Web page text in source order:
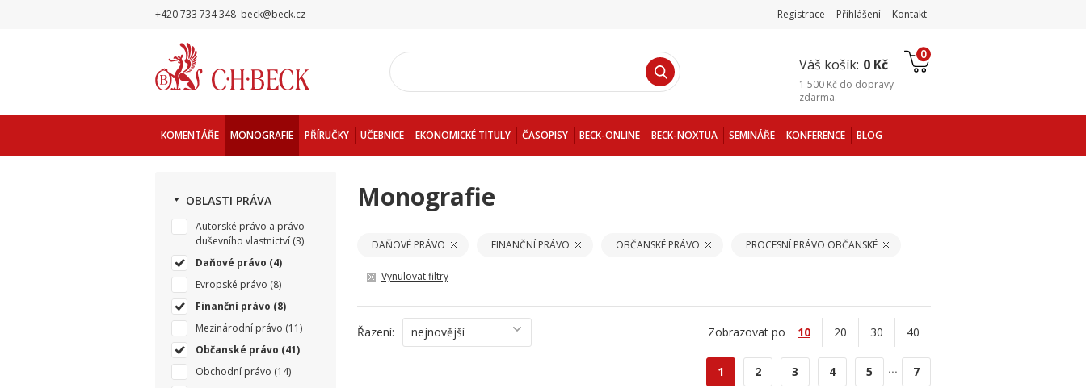
+420 733 734 348 beck@beck.cz Registrace Přihlášení Kontakt
Váš košík: 0 Kč
0
1 500 Kč do dopravy
zdarma.
KOMENTÁŘE MONOGRAFIE PŘÍRUČKY UČEBNICE EKONOMICKÉ TITULY ČASOPISY BECK-ONLINE BECK-NOXTUA SEMINÁŘE KONFERENCE BLOG
OBLASTI PRÁVA
Autorské právo a právo
duševního vlastnictví (3)
Daňové právo (4)
Evropské právo (8)
Finanční právo (8)
Mezinárodní právo (11)
Občanské právo (41)
Obchodní právo (14)
Monografie
DAŇOVÉ PRÁVO FINANČNÍ PRÁVO OBČANSKÉ PRÁVO PROCESNÍ PRÁVO OBČANSKÉ
Vynulovat filtry
Řazení: nejnovější Zobrazovat po 10 20 30 40
1 2 3 4 5 ... 7